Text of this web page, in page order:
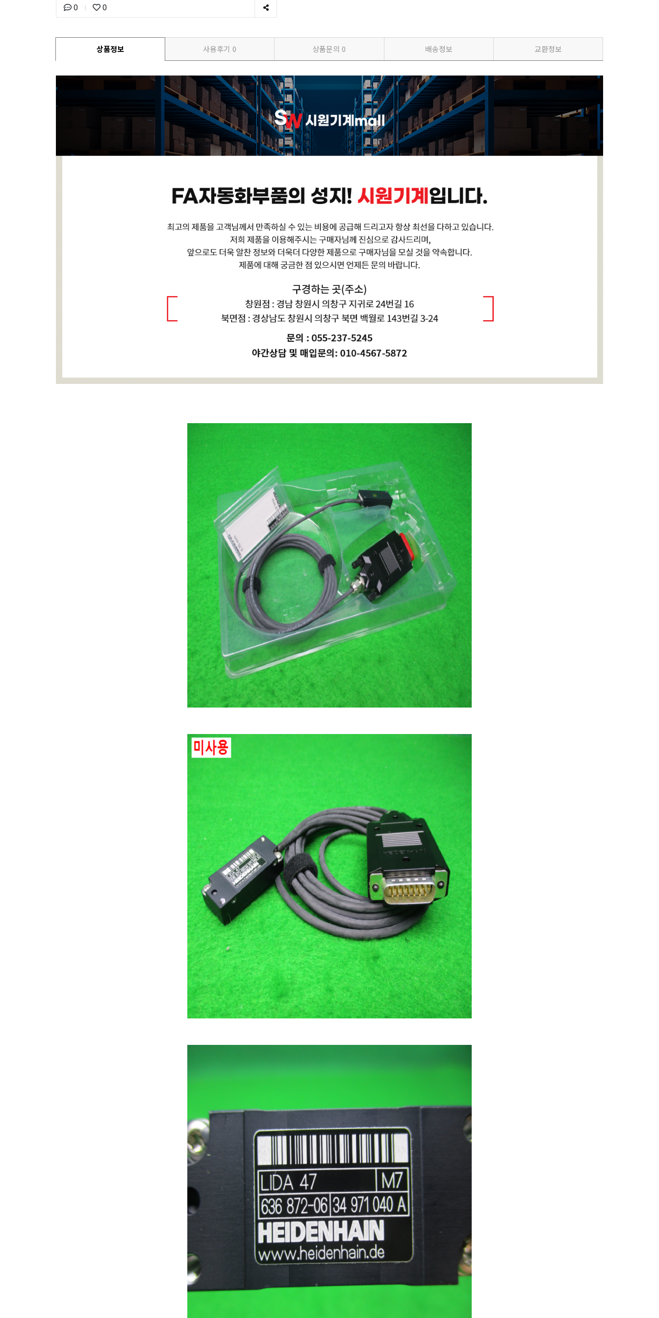
0 0
상품정보 사용후기0 상품문의0 배송정보 교환정보